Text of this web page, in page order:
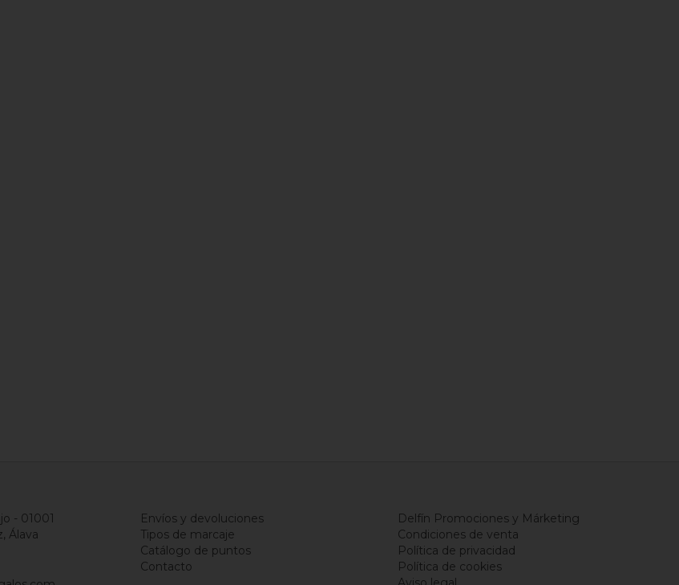
- 01001
Álava
Envíos y devoluciones
Tipos de marcaje
Catálogo de puntos
Contacto
Delfín Promociones y Márketing
Condiciones de venta
Política de privacidad
Política de cookies